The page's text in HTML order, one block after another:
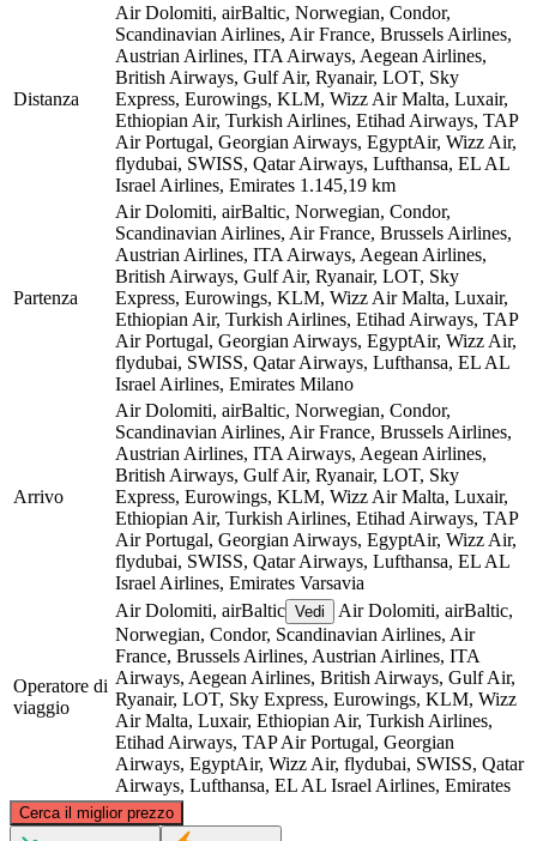
Distanza
Air Dolomiti, airBaltic, Norwegian, Condor,
Scandinavian Airlines, Air France, Brussels Airlines,
Austrian Airlines, ITA Airways, Aegean Airlines,
British Airways, Gulf Air, Ryanair, LOT, Sky
Express, Eurowings, KLM, Wizz Air Malta, Luxair,
Ethiopian Air, Turkish Airlines, Etihad Airways, TAP
Air Portugal, Georgian Airways, EgyptAir, Wizz Air,
flydubai, SWISS, Qatar Airways, Lufthansa, EL AL
Israel Airlines, Emirates 1.145,19 km
Partenza
Air Dolomiti, airBaltic, Norwegian, Condor,
Scandinavian Airlines, Air France, Brussels Airlines,
Austrian Airlines, ITA Airways, Aegean Airlines,
British Airways, Gulf Air, Ryanair, LOT, Sky
Express, Eurowings, KLM, Wizz Air Malta, Luxair,
Ethiopian Air, Turkish Airlines, Etihad Airways, TAP
Air Portugal, Georgian Airways, EgyptAir, Wizz Air,
flydubai, SWISS, Qatar Airways, Lufthansa, EL AL
Israel Airlines, Emirates Milano
Arrivo
Air Dolomiti, airBaltic, Norwegian, Condor,
Scandinavian Airlines, Air France, Brussels Airlines,
Austrian Airlines, ITA Airways, Aegean Airlines,
British Airways, Gulf Air, Ryanair, LOT, Sky
Express, Eurowings, KLM, Wizz Air Malta, Luxair,
Ethiopian Air, Turkish Airlines, Etihad Airways, TAP
Air Portugal, Georgian Airways, EgyptAir, Wizz Air,
flydubai, SWISS, Qatar Airways, Lufthansa, EL AL
Israel Airlines, Emirates Varsavia
Operatore di
viaggio
Air Dolomiti, airBaltic Vedi
Air Dolomiti, airBaltic,
Norwegian, Condor, Scandinavian Airlines, Air
France, Brussels Airlines, Austrian Airlines, ITA
Airways, Aegean Airlines, British Airways, Gulf Air,
Ryanair, LOT, Sky Express, Eurowings, KLM, Wizz
Air Malta, Luxair, Ethiopian Air, Turkish Airlines,
Etihad Airways, TAP Air Portugal, Georgian
Airways, EgyptAir, Wizz Air, flydubai, SWISS, Qatar
Airways, Lufthansa, EL AL Israel Airlines, Emirates
Cerca il miglior prezzo
©CARTO , ©OpenStreetMapcontributors